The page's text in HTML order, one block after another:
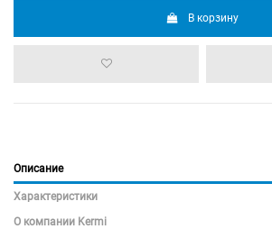
В корзину
Описание
Характеристики
О компании Kermi